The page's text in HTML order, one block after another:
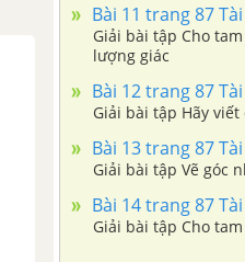
Bài 11 trang 87
Giải bài tập Cho
lượng giác
Bài 12 trang 87
Giải bài tập Hãy
Bài 13 trang 87
Giải bài tập Vẽ góc
Bài 14 trang 87
Giải bài tập Cho